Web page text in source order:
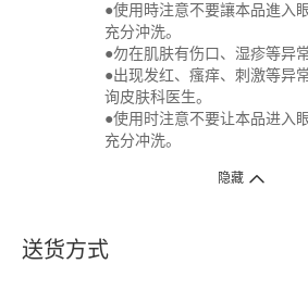
●使用時注意不要讓本品進入
充分沖洗。
●勿在肌肤有伤口、湿疹等异
●出现发红、瘙痒、刺激等异
询皮肤科医生。
●使用时注意不要让本品进入
充分冲洗。
隐藏
送货方式